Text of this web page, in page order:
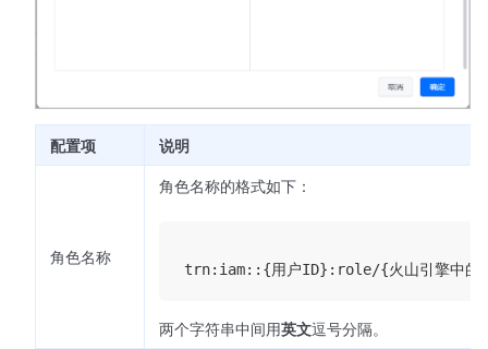
配置项 说明
角色名称
角色名称的格式如下：
两个字符串中间用英文逗号分隔。